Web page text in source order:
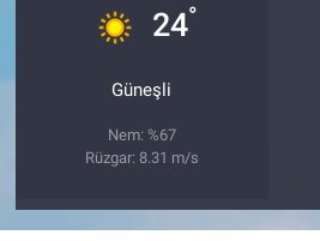
24°
Güneşli
Nem: %67
Rüzgar: 8.31 m/s